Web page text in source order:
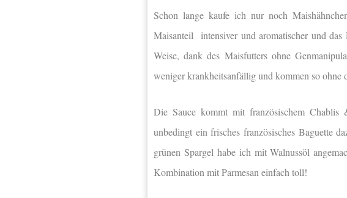
Schon lange kaufe ich nur noch
Maisanteil intensiver und aromatischer und
Weise, dank des Maisfutters ohne
weniger krankheitsanfällig und kommen so ohne
Die Sauce kommt mit französischem
unbedingt ein frisches französisches Baguette
grünen Spargel habe ich mit Walnussöl
Kombination mit Parmesan einfach toll!